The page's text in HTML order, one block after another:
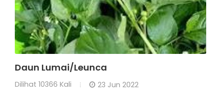
Daun Lumai/Leunca
Dilihat 10366 Kali 23 Jun 2022